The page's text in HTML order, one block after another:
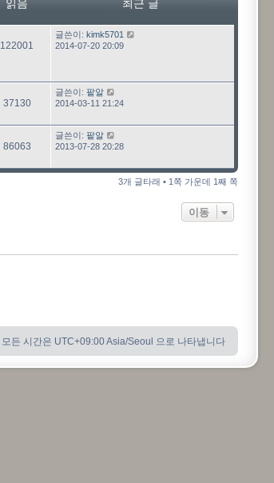
읽음 최근 글
122001
최근 글
글쓴이: kimk5701
2014-07-20 20:09
37130읽
음
최근 글
글쓴이: 팥알
2014-03-11 21:24
86063읽
음
최근 글
글쓴이: 팥알
2013-07-28 20:28
3개 글타래 • 1쪽 가운데 1째 쪽
이동
모든 시간은 UTC+09:00 Asia/Seoul 으로 나타냅니다